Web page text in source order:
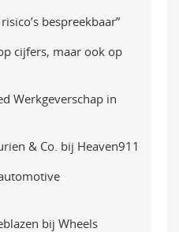
bespreekbaar”
cijfers, maar ook op
Werkgeverschap in
& Co. bij Heaven911
bij Wheels